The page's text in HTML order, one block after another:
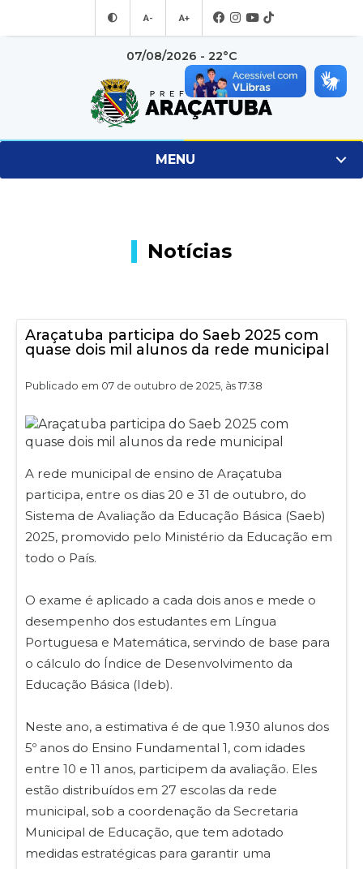
A- A+
07/08/2026 - 22°C
MENU
Notícias
Araçatuba participa do Saeb 2025 com
quase dois mil alunos da rede municipal
Publicado em 07 de outubro de 2025, às 17:38
A rede municipal de ensino de Araçatuba
participa, entre os dias 20 e 31 de outubro, do
Sistema de Avaliação da Educação Básica (Saeb)
2025, promovido pelo Ministério da Educação em
todo o País.
O exame é aplicado a cada dois anos e mede o
desempenho dos estudantes em Língua
Portuguesa e Matemática, servindo de base para
o cálculo do Índice de Desenvolvimento da
Educação Básica (Ideb).
Neste ano, a estimativa é de que 1.930 alunos dos
5º anos do Ensino Fundamental 1, com idades
entre 10 e 11 anos, participem da avaliação. Eles
estão distribuídos em 27 escolas da rede
municipal, sob a coordenação da Secretaria
Municipal de Educação, que tem adotado
medidas estratégicas para garantir uma